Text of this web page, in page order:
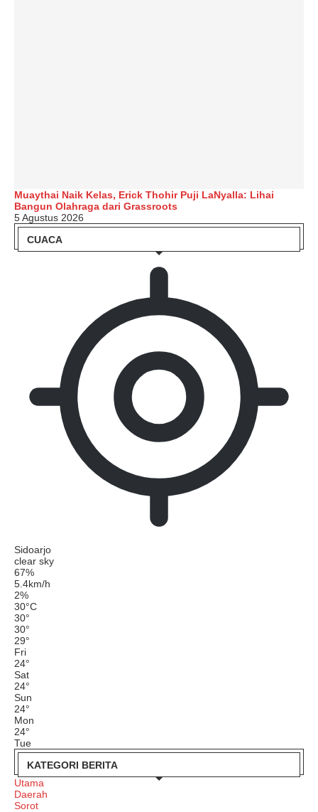
Muaythai Naik Kelas, Erick Thohir Puji LaNyalla: Lihai
Bangun Olahraga dari Grassroots
5 Agustus 2026
CUACA
Sidoarjo
clear sky
67%
5.4km/h
2%
30°C
30°
30°
29°
Fri
24°
Sat
24°
Sun
24°
Mon
24°
Tue
KATEGORI BERITA
Utama
Daerah
Sorot